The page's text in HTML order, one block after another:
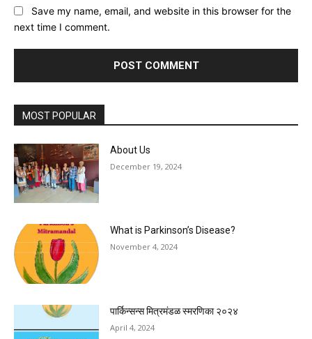
Save my name, email, and website in this browser for the
next time I comment.
MOST POPULAR
About Us
December 19, 2024
What is Parkinson’s Disease?
November 4, 2024
पार्किन्सन्स मित्रमंडळ स्मरणिका २०२४
April 4, 2024